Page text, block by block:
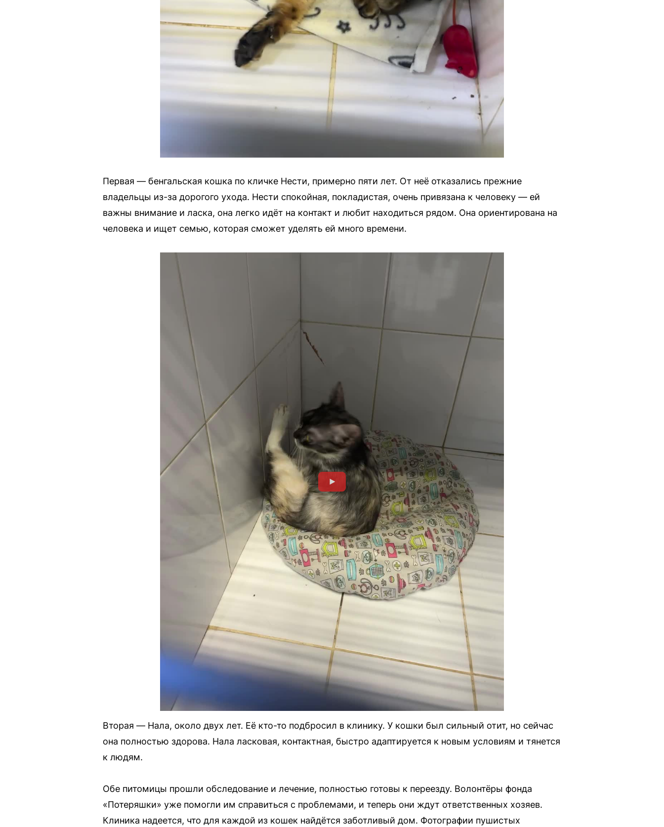
Первая — бенгальская кошка по кличке Нести, примерно пяти лет. От неё отказались прежние
владельцы из-за дорогого ухода. Нести спокойная, покладистая, очень привязана к человеку — ей
важны внимание и ласка, она легко идёт на контакт и любит находиться рядом. Она ориентирована на
человека и ищет семью, которая сможет уделять ей много времени.
Вторая — Нала, около двух лет. Её кто-то подбросил в клинику. У кошки был сильный отит, но сейчас
она полностью здорова. Нала ласковая, контактная, быстро адаптируется к новым условиям и тянется
к людям.
Обе питомицы прошли обследование и лечение, полностью готовы к переезду. Волонтёры фонда
«Потеряшки» уже помогли им справиться с проблемами, и теперь они ждут ответственных хозяев.
Клиника надеется, что для каждой из кошек найдётся заботливый дом. Фотографии пушистых